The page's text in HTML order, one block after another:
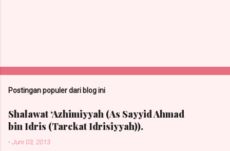
Postingan populer dari blog ini
Shalawat ‘Azhimiyyah (As Sayyid Ahmad
bin Idris (Tarekat Idrisiyyah)).
-Juni 03, 2013